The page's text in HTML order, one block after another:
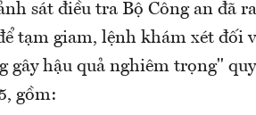
sát điều tra Bộ Công an đã
tạm giam, lệnh khám xét đối
gây hậu quả nghiêm trọng"
gồm: